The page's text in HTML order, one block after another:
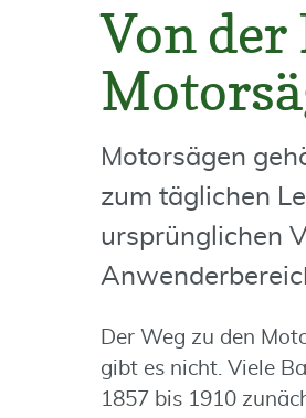
Von
Motorsägen
zum täglichen
ursprünglichen
Der Weg zu den
gibt es nicht. Viele
1857 bis 1910